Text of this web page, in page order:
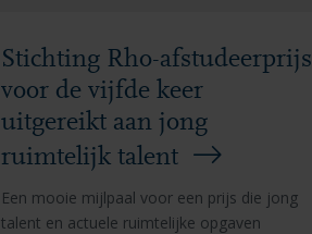
Stichting Rho-afstudeerprijs
voor de vijfde keer
uitgereikt aan jong
ruimtelijk talent
Een mooie mijlpaal voor een prijs die jong
talent en actuele ruimtelijke opgaven